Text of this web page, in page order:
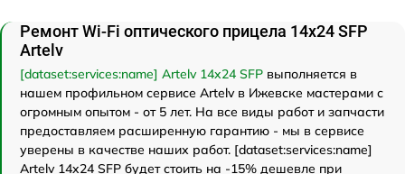
Ремонт Wi-Fi оптического прицела 14x24 SFP
Artelv
[dataset:services:name] Artelv 14x24 SFP выполняется в
нашем профильном сервисе Artelv в Ижевске мастерами с
огромным опытом - от 5 лет. На все виды работ и запчасти
предоставляем расширенную гарантию - мы в сервисе
уверены в качестве наших работ. [dataset:services:name]
Artelv 14x24 SFP будет стоить на -15% дешевле при